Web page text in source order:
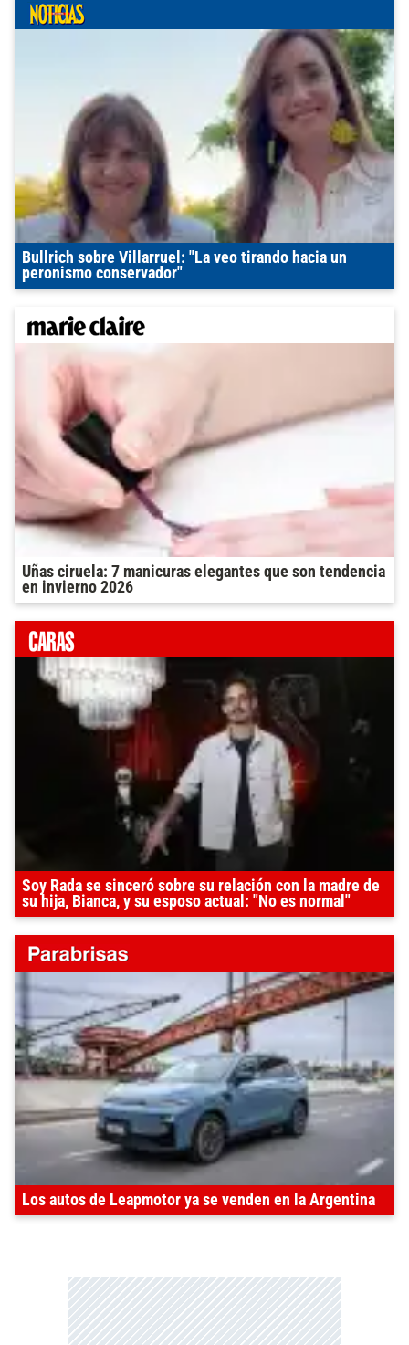
Bullrich sobre Villarruel: "La veo tirando hacia un
peronismo conservador"
Uñas ciruela: 7 manicuras elegantes que son tendencia
en invierno 2026
Soy Rada se sinceró sobre su relación con la madre de
su hija, Bianca, y su esposo actual: "No es normal"
Los autos de Leapmotor ya se venden en la Argentina